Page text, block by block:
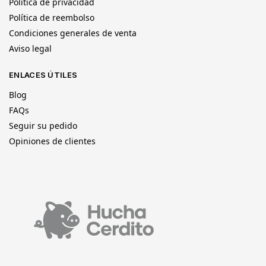
Política de reembolso
Condiciones generales de venta
Aviso legal
ENLACES ÚTILES
Blog
FAQs
Seguir su pedido
Opiniones de clientes